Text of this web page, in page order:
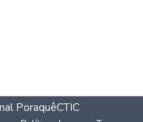
PoraquêCTIC